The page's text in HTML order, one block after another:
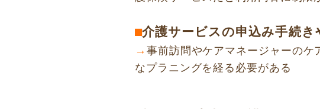
→ 事前訪問やケアマネージャーの
なプラニングを経る必要がある
⬛︎介護サービスの申込み手続き